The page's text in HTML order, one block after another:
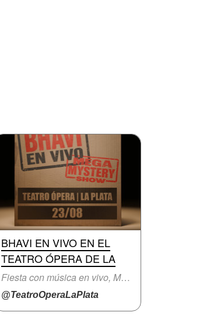
BHAVI EN VIVO EN EL
TEATRO ÓPERA DE LA
Fiesta con música en vivo, Música original
@TeatroOperaLaPlata